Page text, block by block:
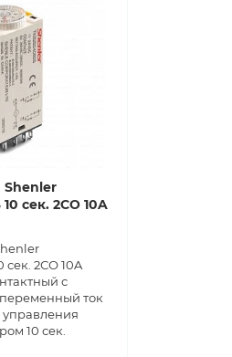
Shenler
10 сек. 2СО 10A
сек. 2СО 10A
с
ток
10 сек.